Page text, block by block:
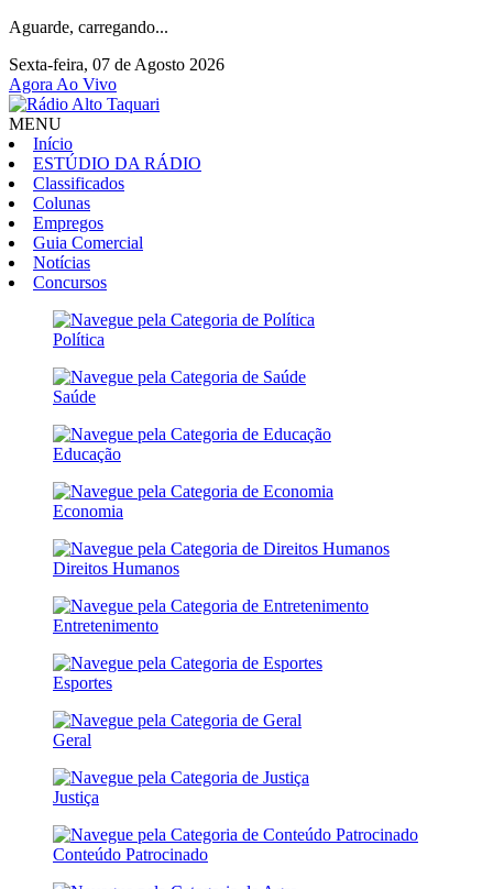
Aguarde, carregando...
Sexta-feira, 07 de Agosto 2026
Agora Ao Vivo
MENU
Início
ESTÚDIO DA RÁDIO
Classificados
Colunas
Empregos
Guia Comercial
Notícias
Concursos
Política
Saúde
Educação
Economia
Direitos Humanos
Entretenimento
Esportes
Geral
Justiça
Conteúdo Patrocinado